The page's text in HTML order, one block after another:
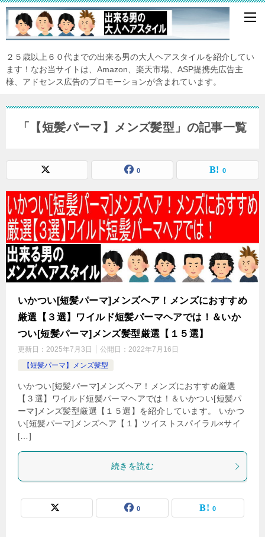
２５歳以上６０代までの出来る男の大人ヘアスタイルを紹介してい
ます！なお当サイトは、Amazon、楽天市場、ASP提携先広告主
様、アドセンス広告のプロモーションが含まれています。
「【短髪パーマ】メンズ髪型」の記事一覧
0 0
いかつい[短髪パーマ]メンズヘア！メンズにおすすめ
厳選【３選】ワイルド短髪パーマヘアでは！＆いか
つい[短髪パーマ]メンズ髪型厳選【１５選】
更新日： 2025年7月3日 公開日： 2022年7月16日
【短髪パーマ】メンズ髪型
いかつい[短髪パーマ]メンズヘア！メンズにおすすめ厳選
【３選】ワイルド短髪パーマヘアでは！＆いかつい[短髪パ
ーマ]メンズ髪型厳選【１５選】を紹介しています。 いかつ
い[短髪パーマ]メンズヘア【１】ツイストスパイラル×サイ
[…]
続きを読む
0 0